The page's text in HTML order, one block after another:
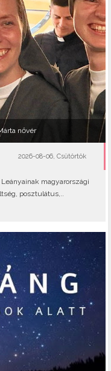
nővér
2026-08-06, Csütörtök
magyarországi
posztulátus,..